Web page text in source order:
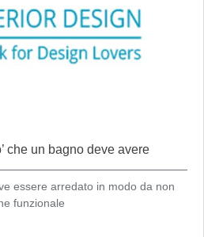
che un bagno deve avere
essere arredato in modo da non
funzionale